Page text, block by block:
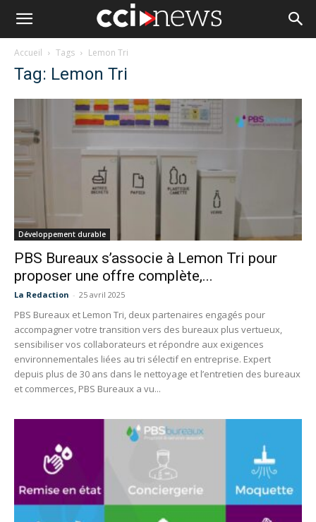
Accueil Tags Lemon Tri
Tag: Lemon Tri
Développement durable
PBS Bureaux s’associe à Lemon Tri pour
proposer une offre complète,...
La Redaction - 25 avril 2025
PBS Bureaux et Lemon Tri, deux partenaires engagés pour
accompagner votre transition vers des bureaux plus vertueux,
sensibiliser vos collaborateurs et répondre aux exigences
environnementales liées au tri sélectif en entreprise. Expert
depuis plus de 30 ans dans le nettoyage et l’entretien des bureaux
et commerces, PBS Bureaux a vu...